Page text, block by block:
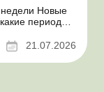
Новые
периоды
время
21.07.2026